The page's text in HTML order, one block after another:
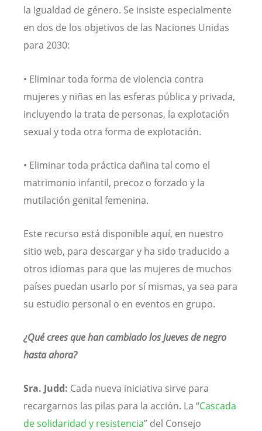
la Igualdad de género. Se insiste especialmente
en dos de los objetivos de las Naciones Unidas
para 2030:
• Eliminar toda forma de violencia contra
mujeres y niñas en las esferas pública y privada,
incluyendo la trata de personas, la explotación
sexual y toda otra forma de explotación.
• Eliminar toda práctica dañina tal como el
matrimonio infantil, precoz o forzado y la
mutilación genital femenina.
Este recurso está disponible aquí, en nuestro
sitio web, para descargar y ha sido traducido a
otros idiomas para que las mujeres de muchos
países puedan usarlo por sí mismas, ya sea para
su estudio personal o en eventos en grupo.
¿Qué crees que han cambiado los Jueves de negro
hasta ahora?
Sra. Judd: Cada nueva iniciativa sirve para
recargarnos las pilas para la acción. La “Cascada
de solidaridad y resistencia” del Consejo